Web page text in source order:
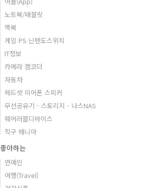
노트북/태블릿
맥북
게임 PS 닌텐도스위치
IT정보
카메라 캠코더
자동차
헤드셋 이어폰 스피커
무선공유기 - 스토리지 - 나스NAS
웨어러블디바이스
직구 매니아
좋아하는
연예인
여행(Travel)